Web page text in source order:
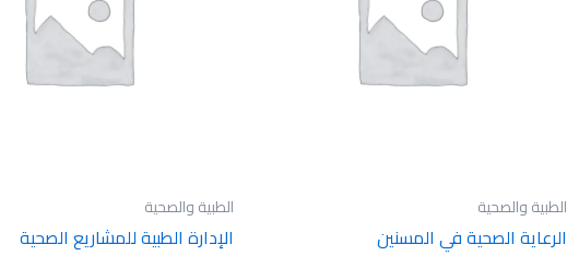
الطبية والصحية
الرعاية الصحية في المسنين
الطبية والصحية
الإدارة الطبية للمشاريع الصحية